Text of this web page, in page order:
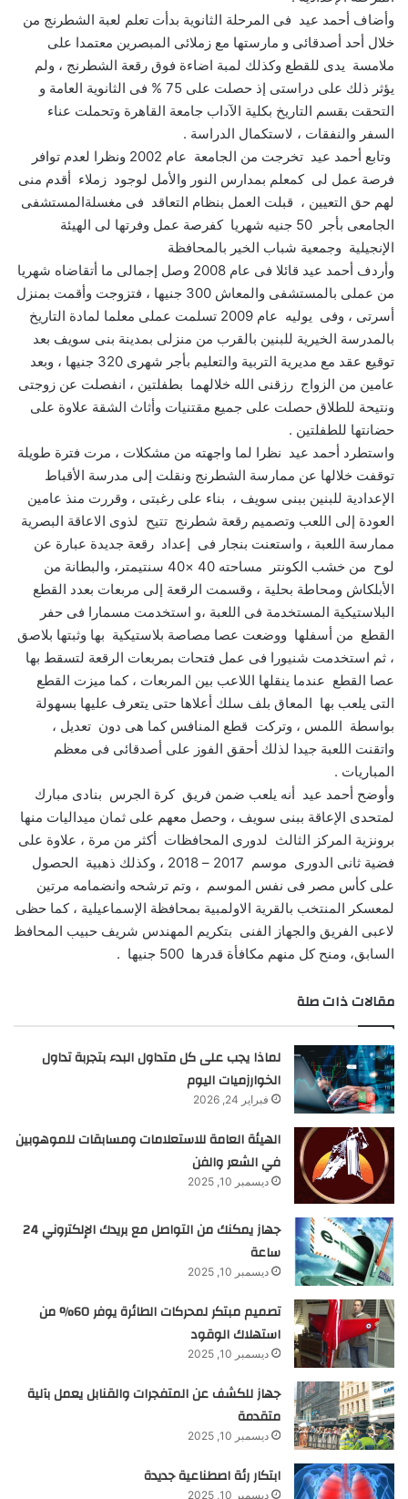
وأضاف أحمد عيد فى المرحلة الثانوية بدأت تعلم لعبة الشطرنج من
خلال أحد أصدقائى و مارستها مع زملائى المبصرين معتمدا على
ملامسة يدى للقطع وكذلك لمبة اضاءة فوق رقعة الشطرنج ، ولم
يؤثر ذلك على دراستى إذ حصلت على 75 % فى الثانوية العامة و
التحقت بقسم التاريخ بكلية الآداب جامعة القاهرة وتحملت عناء
السفر والنفقات ، لاستكمال الدراسة .
وتابع أحمد عيد تخرجت من الجامعة عام 2002 ونظرا لعدم توافر
فرصة عمل لى كمعلم بمدارس النور والأمل لوجود زملاء أقدم منى
لهم حق التعيين ، قبلت العمل بنظام التعاقد فى مغسلةالمستشفى
الجامعى بأجر 50 جنيه شهريا كفرصة عمل وفرتها لى الهيئة
الإنجيلية وجمعية شباب الخير بالمحافظة
وأردف أحمد عيد قائلا فى عام 2008 وصل إجمالى ما أتقاضاه شهريا
من عملى بالمستشفى والمعاش 300 جنيها ، فتزوجت وأقمت بمنزل
أسرتى ، وفى يوليه عام 2009 تسلمت عملى معلما لمادة التاريخ
بالمدرسة الخيرية للبنين بالقرب من منزلى بمدينة بنى سويف بعد
توقيع عقد مع مديرية التربية والتعليم بأجر شهرى 320 جنيها ، وبعد
عامين من الزواج رزقنى الله خلالهما بطفلتين ، انفصلت عن زوجتى
ونتيحة للطلاق حصلت على جميع مقتنيات وأثاث الشقة علاوة على
حضانتها للطفلتين .
واستطرد أحمد عيد نظرا لما واجهته من مشكلات ، مرت فترة طويلة
توقفت خلالها عن ممارسة الشطرنج ونقلت إلى مدرسة الأقباط
الإعدادية للبنين ببنى سويف ، بناء على رغبتى ، وقررت منذ عامين
العودة إلى اللعب وتصميم رقعة شطرنج تتيح لذوى الاعاقة البصرية
ممارسة اللعبة ، واستعنت بنجار فى إعداد رقعة جديدة عبارة عن
لوح من خشب الكونتر مساحته 40 ×40 سنتيمتر، والبطانة من
الأبلكاش ومحاطة بحلية ، وقسمت الرقعة إلى مربعات بعدد القطع
البلاستيكية المستخدمة فى اللعبة ،و استخدمت مسمارا فى حفر
القطع من أسفلها ووضعت عصا مصاصة بلاستيكية بها وثبتها بلاصق
، ثم استخدمت شنيورا فى عمل فتحات بمربعات الرقعة لتسقط بها
عصا القطع عندما ينقلها اللاعب بين المربعات ، كما ميزت القطع
التى يلعب بها المعاق بلف سلك أعلاها حتى يتعرف عليها بسهولة
بواسطة اللمس ، وتركت قطع المنافس كما هى دون تعديل ،
واتقنت اللعبة جيدا لذلك أحقق الفوز على أصدقائى فى معظم
المباريات .
وأوضح أحمد عيد أنه يلعب ضمن فريق كرة الجرس بنادى مبارك
لمتحدى الإعاقة ببنى سويف ، وحصل معهم على ثمان ميداليات منها
برونزية المركز الثالث لدورى المحافظات أكثر من مرة ، علاوة على
فضية ثانى الدورى موسم 2017 – 2018 ، وكذلك ذهبية الحصول
على كأس مصر فى نفس الموسم ، وتم ترشحه وانضمامه مرتين
لمعسكر المنتخب بالقرية الاولمبية بمحافظة الإسماعيلية ، كما حظى
لاعبى الفريق والجهاز الفنى بتكريم المهندس شريف حبيب المحافظ
السابق، ومنح كل منهم مكافأة قدرها 500 جنيها .
مقالات ذات صلة
لماذا يجب على كل متداول البدء بتجربة تداول
الخوارزميات اليوم
فبراير 24, 2026
الهيئة العامة للاستعلامات ومسابقات للموهوبين
في الشعر والفن
ديسمبر 10, 2025
جهاز يمكنك من التواصل مع بريدك الإلكتروني 24
ساعة
ديسمبر 10, 2025
تصميم مبتكر لمحركات الطائرة يوفر 60% من
استهلاك الوقود
ديسمبر 10, 2025
جهاز للكشف عن المتفجرات والقنابل يعمل بآلية
متقدمة
ديسمبر 10, 2025
ابتكار رئة اصطناعية جديدة
ديسمبر 10, 2025